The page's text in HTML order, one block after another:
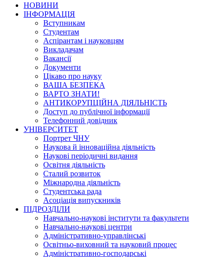
НОВИНИ
ІНФОРМАЦІЯ
Вступникам
Студентам
Аспірантам і науковцям
Викладачам
Вакансії
Документи
Цікаво про науку
ВАША БЕЗПЕКА
ВАРТО ЗНАТИ!
АНТИКОРУПЦІЙНА ДІЯЛЬНІСТЬ
Доступ до публічної інформації
Телефонний довідник
УНІВЕРСИТЕТ
Портрет ЧНУ
Наукова й інноваційна діяльність
Наукові періодичні видання
Освітня діяльність
Сталий розвиток
Міжнародна діяльність
Студентська рада
Асоціація випускників
ПІДРОЗДІЛИ
Навчально-наукові інститути та факультети
Навчально-наукові центри
Адміністративно-управлінські
Освітньо-виховний та науковий процес
Адміністративно-господарські